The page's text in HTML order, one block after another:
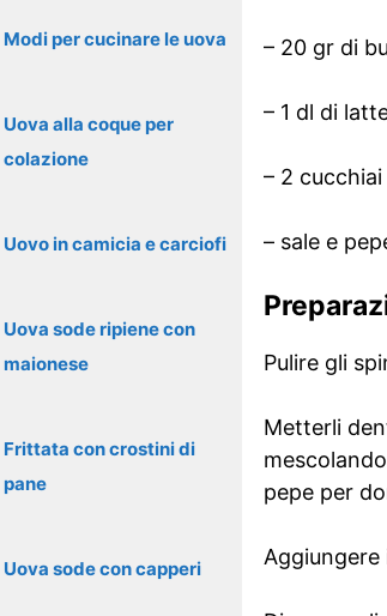
– 20 gr di
– 1 dl di
– 2
– sale e
Pulire gli
Metterli
pepe per
Modi per cucinare le uova
Uova alla coque per
colazione
Uovo in camicia e carciofi
Uova sode ripiene con
maionese
Frittata con crostini di
pane
Uova sode con capperi